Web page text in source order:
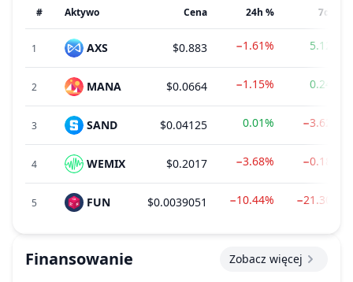
# Aktywo Cena 24h % 7d %
1 AXS $0.883 −1.61% 5.12%
2 MANA $0.0664 −1.15% 0.24%
3 SAND $0.04125 0.01% −3.62%
4 WEMIX $0.2017 −3.68% −0.18%
5 FUN $0.0039051 −10.44% −21.30%
Finansowanie Zobacz więcej